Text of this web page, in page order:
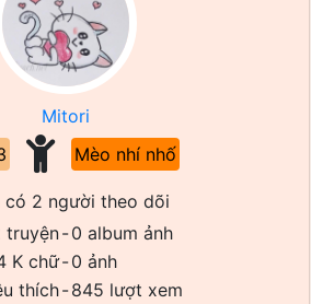
Mitori
Mèo nhí nhố
có 2 người theo dõi
truyện-0 album ảnh
K chữ-0 ảnh
thích-845 lượt xem